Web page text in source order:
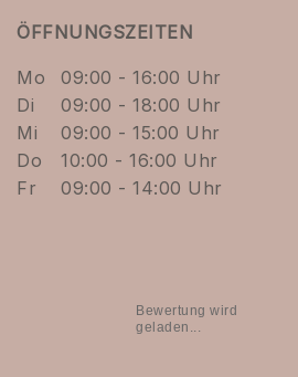
ÖFFNUNGSZEITEN
Mo
09:00 - 16:00 Uhr
Di
09:00 - 18:00 Uhr
Mi
09:00 - 15:00 Uhr
Do
10:00 - 16:00 Uhr
Fr
09:00 - 14:00 Uhr
Bewertung wird
geladen...